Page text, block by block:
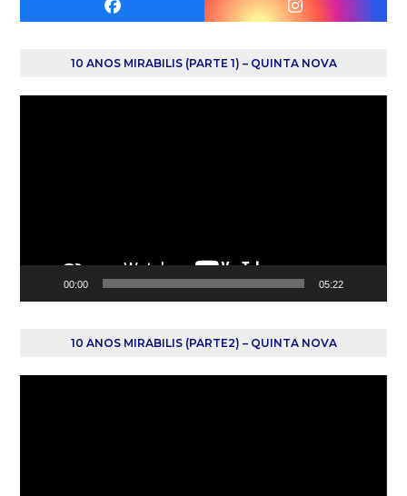
Facebook Instagram
10 ANOS MIRABILIS (PARTE 1) – QUINTA NOVA
00:00 05:22
10 ANOS MIRABILIS (PARTE2) – QUINTA NOVA